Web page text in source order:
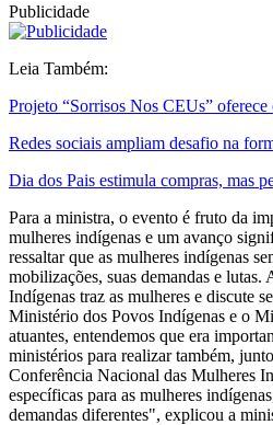
Publicidade
Leia Também:
Projeto “Sorrisos Nos CEUs”
Redes sociais ampliam desafio na
Dia dos Pais estimula compras, mas
Para a ministra, o evento é fruto da
mulheres indígenas e um avanço
ressaltar que as mulheres indígenas
mobilizações, suas demandas e
Indígenas traz as mulheres e discute
Ministério dos Povos Indígenas e o
atuantes, entendemos que era
ministérios para realizar também,
Conferência Nacional das Mulheres
específicas para as mulheres
demandas diferentes", explicou a